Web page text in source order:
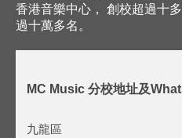
香港音樂中心， 創校超過十
過十萬多名。
MC Music 分校地址及
九龍區